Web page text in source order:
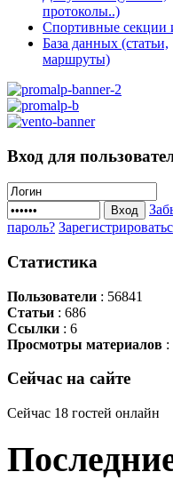
протоколы..)
Спортивные секции
База данных (статьи,
маршруты)
Вход для
Вход
пароль?
Статистика
Пользователи : 56841
Статьи : 686
Ссылки : 6
Просмотры материалов :
Сейчас на сайте
Сейчас 18 гостей онлайн